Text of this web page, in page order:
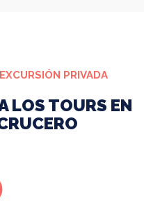
PRIVADA
LOS TOURS EN